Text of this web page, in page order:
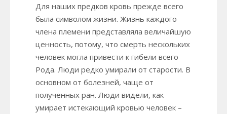
Для наших предков кровь прежде всего
была символом жизни. Жизнь каждого
члена племени представляла величайшую
ценность, потому, что смерть нескольких
человек могла привести к гибели всего
Рода. Люди редко умирали от старости. В
основном от болезней, чаще от
полученных ран. Люди видели, как
умирает истекающий кровью человек –